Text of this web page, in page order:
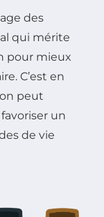
des
qui mérite
pour mieux
C’est en
peut
un
de vie